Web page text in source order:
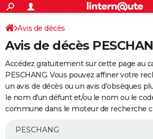
ACTUALITÉS
Politique
Société
Faits Divers
Education
Monde
Villes
+
SPORT
Coupe du monde 2026
Football
Tennis
Cyclisme
Rugby
Forum
Programme TV
TNT
Streaming
Cinéma
Sorties cinéma
Musique
+
FINANCE
Impôts
Immobilier
Risques naturels par ville
Banque
Assurance
Crédit
AUTO
Essais
Réserver un essai
Citadines
Berlines
SUV
Forum auto
+
Mobiles
Meilleur smartphone
Internet
Ordinateurs
Jeux vidéo
Guide high-tech
Avis de décès
Avis de décès
Accédez gratuitement sur cette page au
PESCHANG. Vous pouvez affiner votre
un avis de décès ou un avis d'obsèques
le nom d'un défunt et/ou le nom ou le
commune dans le moteur de recherche